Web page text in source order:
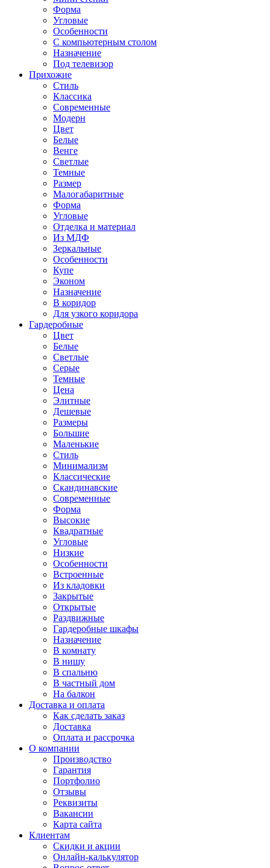
Форма
Угловые
Особенности
С компьютерным столом
Назначение
Под телевизор
Прихожие
Стиль
Классика
Современные
Модерн
Цвет
Белые
Венге
Светлые
Темные
Размер
Малогабаритные
Форма
Угловые
Отделка и материал
Из МДФ
Зеркальные
Особенности
Купе
Эконом
Назначение
В коридор
Для узкого коридора
Гардеробные
Цвет
Белые
Светлые
Серые
Темные
Цена
Элитные
Дешевые
Размеры
Большие
Маленькие
Стиль
Минимализм
Классические
Скандинавские
Современные
Форма
Высокие
Квадратные
Угловые
Низкие
Особенности
Встроенные
Из кладовки
Закрытые
Открытые
Раздвижные
Гардеробные шкафы
Назначение
В комнату
В нишу
В спальню
В частный дом
На балкон
Доставка и оплата
Как сделать заказ
Доставка
Оплата и рассрочка
О компании
Производство
Гарантия
Портфолио
Отзывы
Реквизиты
Вакансии
Карта сайта
Клиентам
Скидки и акции
Онлайн-калькулятор